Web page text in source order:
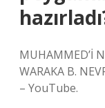
MUHAMMED’İ
WARAKA B.
– YouTube.